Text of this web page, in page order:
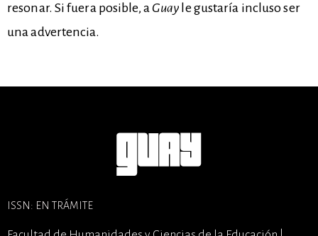
resonar. Si fuera posible, a Guay le gustaría incluso ser
una advertencia.
ISSN: EN TRÁMITE